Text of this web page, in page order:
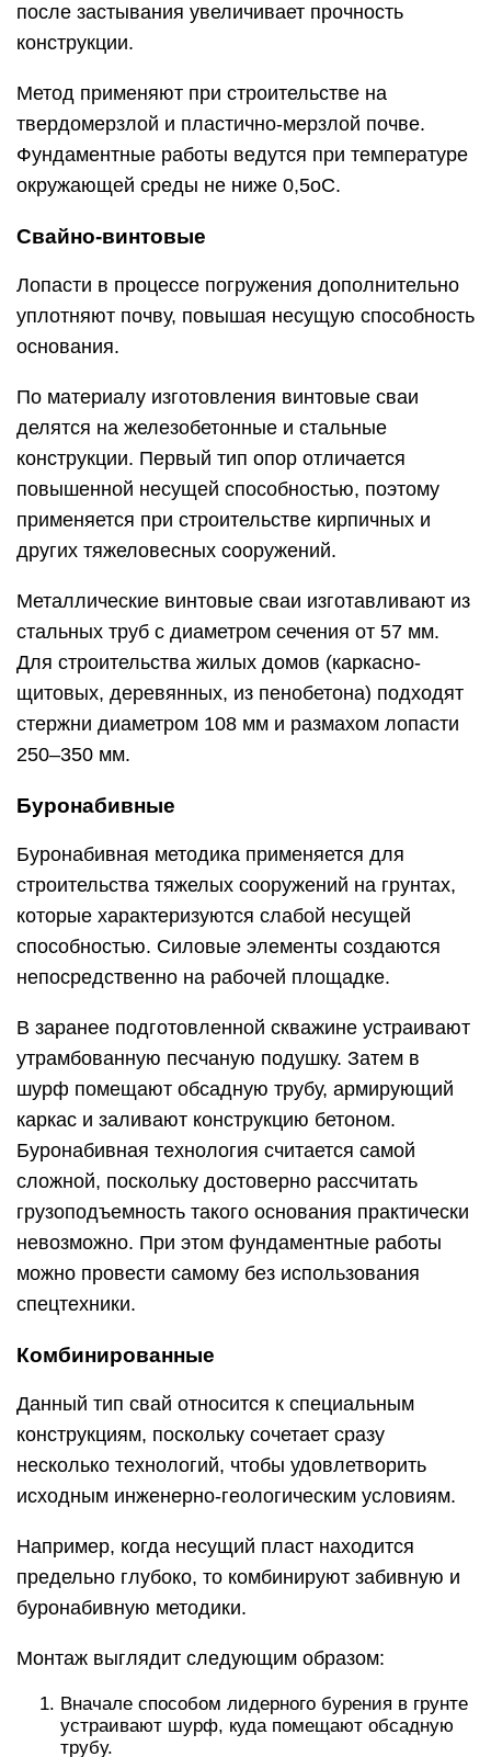
после застывания увеличивает прочность
конструкции.
Метод применяют при строительстве на
твердомерзлой и пластично-мерзлой почве.
Фундаментные работы ведутся при температуре
окружающей среды не ниже 0,5оС.
Свайно-винтовые
Лопасти в процессе погружения дополнительно
уплотняют почву, повышая несущую способность
основания.
По материалу изготовления винтовые сваи
делятся на железобетонные и стальные
конструкции. Первый тип опор отличается
повышенной несущей способностью, поэтому
применяется при строительстве кирпичных и
других тяжеловесных сооружений.
Металлические винтовые сваи изготавливают из
стальных труб с диаметром сечения от 57 мм.
Для строительства жилых домов (каркасно-
щитовых, деревянных, из пенобетона) подходят
стержни диаметром 108 мм и размахом лопасти
250–350 мм.
Буронабивные
Буронабивная методика применяется для
строительства тяжелых сооружений на грунтах,
которые характеризуются слабой несущей
способностью. Силовые элементы создаются
непосредственно на рабочей площадке.
В заранее подготовленной скважине устраивают
утрамбованную песчаную подушку. Затем в
шурф помещают обсадную трубу, армирующий
каркас и заливают конструкцию бетоном.
Буронабивная технология считается самой
сложной, поскольку достоверно рассчитать
грузоподъемность такого основания практически
невозможно. При этом фундаментные работы
можно провести самому без использования
спецтехники.
Комбинированные
Данный тип свай относится к специальным
конструкциям, поскольку сочетает сразу
несколько технологий, чтобы удовлетворить
исходным инженерно-геологическим условиям.
Например, когда несущий пласт находится
предельно глубоко, то комбинируют забивную и
буронабивную методики.
Монтаж выглядит следующим образом:
Вначале способом лидерного бурения в грунте
устраивают шурф, куда помещают обсадную
трубу.